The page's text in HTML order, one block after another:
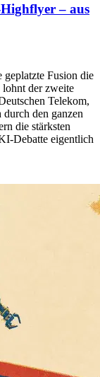
– aus
geplatzte Fusion die
lohnt der zweite
Telekom,
den ganzen
die stärksten
Debatte eigentlich